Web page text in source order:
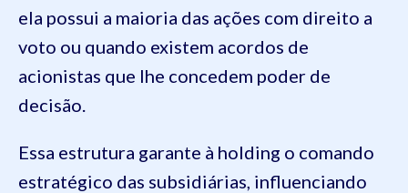
ela possui a maioria das ações com direito a
voto ou quando existem acordos de
acionistas que lhe concedem poder de
decisão.
Essa estrutura garante à holding o comando
estratégico das subsidiárias, influenciando